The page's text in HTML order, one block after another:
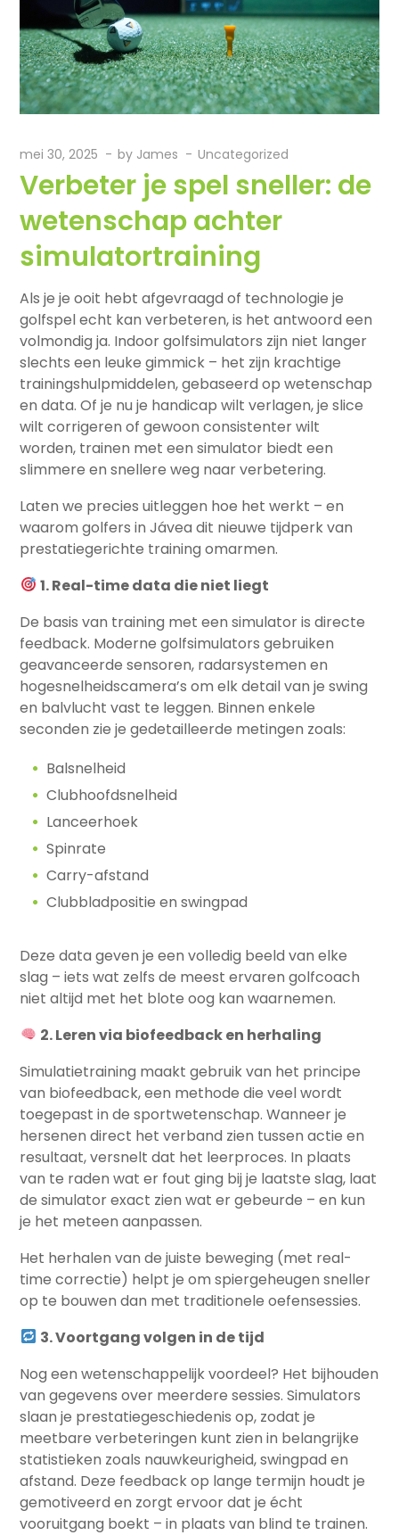
mei 30, 2025 by James Uncategorized
Verbeter je spel sneller: de
wetenschap achter
simulatortraining
Als je je ooit hebt afgevraagd of technologie je
golfspel echt kan verbeteren, is het antwoord een
volmondig ja. Indoor golfsimulators zijn niet langer
slechts een leuke gimmick – het zijn krachtige
trainingshulpmiddelen, gebaseerd op wetenschap
en data. Of je nu je handicap wilt verlagen, je slice
wilt corrigeren of gewoon consistenter wilt
worden, trainen met een simulator biedt een
slimmere en snellere weg naar verbetering.
Laten we precies uitleggen hoe het werkt – en
waarom golfers in Jávea dit nieuwe tijdperk van
prestatiegerichte training omarmen.
1. Real-time data die niet liegt
De basis van training met een simulator is directe
feedback. Moderne golfsimulators gebruiken
geavanceerde sensoren, radarsystemen en
hogesnelheidscamera’s om elk detail van je swing
en balvlucht vast te leggen. Binnen enkele
seconden zie je gedetailleerde metingen zoals:
Balsnelheid
Clubhoofdsnelheid
Lanceerhoek
Spinrate
Carry-afstand
Clubbladpositie en swingpad
Deze data geven je een volledig beeld van elke
slag – iets wat zelfs de meest ervaren golfcoach
niet altijd met het blote oog kan waarnemen.
2. Leren via biofeedback en herhaling
Simulatietraining maakt gebruik van het principe
van biofeedback, een methode die veel wordt
toegepast in de sportwetenschap. Wanneer je
hersenen direct het verband zien tussen actie en
resultaat, versnelt dat het leerproces. In plaats
van te raden wat er fout ging bij je laatste slag, laat
de simulator exact zien wat er gebeurde – en kun
je het meteen aanpassen.
Het herhalen van de juiste beweging (met real-
time correctie) helpt je om spiergeheugen sneller
op te bouwen dan met traditionele oefensessies.
3. Voortgang volgen in de tijd
Nog een wetenschappelijk voordeel? Het bijhouden
van gegevens over meerdere sessies. Simulators
slaan je prestatiegeschiedenis op, zodat je
meetbare verbeteringen kunt zien in belangrijke
statistieken zoals nauwkeurigheid, swingpad en
afstand. Deze feedback op lange termijn houdt je
gemotiveerd en zorgt ervoor dat je écht
vooruitgang boekt – in plaats van blind te trainen.